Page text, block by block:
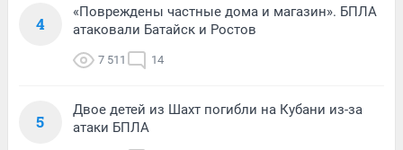
4
«Повреждены частные дома и магазин». БПЛА
атаковали Батайск и Ростов
7 511 14
5
Двое детей из Шахт погибли на Кубани из-за
атаки БПЛА